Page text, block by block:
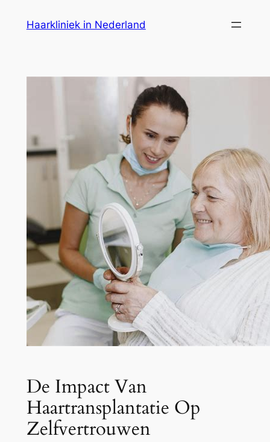
Haarkliniek in Nederland
De Impact Van
Haartransplantatie Op
Zelfvertrouwen